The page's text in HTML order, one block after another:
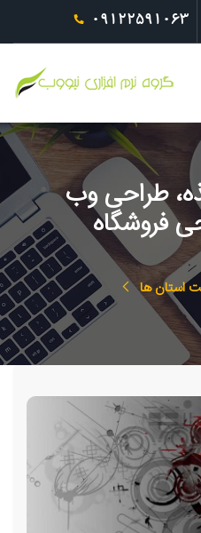
09122591063
طراحی وب
فروشگاه
استان ها